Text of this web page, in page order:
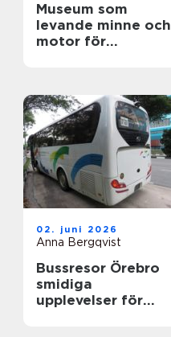
Museum som
levande minne och
motor för
02. juni 2026
Anna Bergqvist
Bussresor Örebro
smidiga
upplevelser för